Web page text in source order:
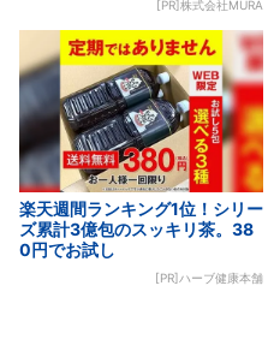
[PR]株式会社MURA
楽天週間ランキング1位！シリー
ズ累計3億包のスッキリ茶。38
0円でお試し
[PR]ハーブ健康本舗